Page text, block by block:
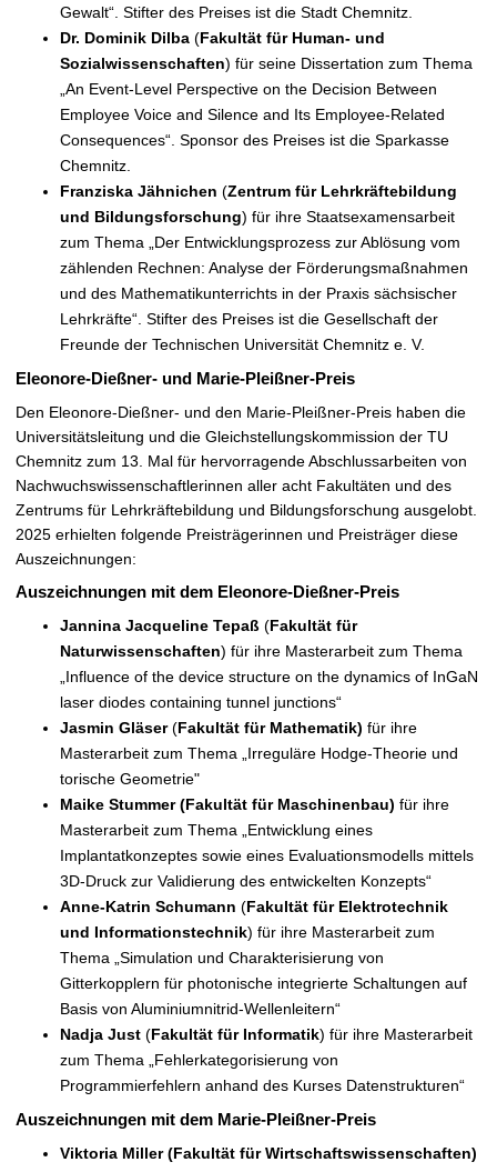
Gewalt“. Stifter des Preises ist die Stadt Chemnitz.
Dr. Dominik Dilba (Fakultät für Human- und
Sozialwissenschaften) für seine Dissertation zum Thema
„An Event-Level Perspective on the Decision Between
Employee Voice and Silence and Its Employee-Related
Consequences“. Sponsor des Preises ist die Sparkasse
Chemnitz.
Franziska Jähnichen (Zentrum für Lehrkräftebildung
und Bildungsforschung) für ihre Staatsexamensarbeit
zum Thema „Der Entwicklungsprozess zur Ablösung vom
zählenden Rechnen: Analyse der Förderungsmaßnahmen
und des Mathematikunterrichts in der Praxis sächsischer
Lehrkräfte“. Stifter des Preises ist die Gesellschaft der
Freunde der Technischen Universität Chemnitz e. V.
Eleonore-Dießner- und Marie-Pleißner-Preis
Den Eleonore-Dießner- und den Marie-Pleißner-Preis haben die
Universitätsleitung und die Gleichstellungskommission der TU
Chemnitz zum 13. Mal für hervorragende Abschlussarbeiten von
Nachwuchswissenschaftlerinnen aller acht Fakultäten und des
Zentrums für Lehrkräftebildung und Bildungsforschung ausgelobt.
2025 erhielten folgende Preisträgerinnen und Preisträger diese
Auszeichnungen:
Auszeichnungen mit dem Eleonore-Dießner-Preis
Jannina Jacqueline Tepaß (Fakultät für
Naturwissenschaften) für ihre Masterarbeit zum Thema
„Influence of the device structure on the dynamics of InGaN
laser diodes containing tunnel junctions“
Jasmin Gläser(Fakultät für Mathematik) für ihre
Masterarbeit zum Thema „Irreguläre Hodge-Theorie und
torische Geometrie"
Maike Stummer (Fakultät für Maschinenbau) für ihre
Masterarbeit zum Thema „Entwicklung eines
Implantatkonzeptes sowie eines Evaluationsmodells mittels
3D-Druck zur Validierung des entwickelten Konzepts“
Anne-Katrin Schumann (Fakultät für Elektrotechnik
und Informationstechnik) für ihre Masterarbeit zum
Thema „Simulation und Charakterisierung von
Gitterkopplern für photonische integrierte Schaltungen auf
Basis von Aluminiumnitrid-Wellenleitern“
Nadja Just (Fakultät für Informatik) für ihre Masterarbeit
zum Thema „Fehlerkategorisierung von
Programmierfehlern anhand des Kurses Datenstrukturen“
Auszeichnungen mit dem Marie-Pleißner-Preis
Viktoria Miller (Fakultät für Wirtschaftswissenschaften)